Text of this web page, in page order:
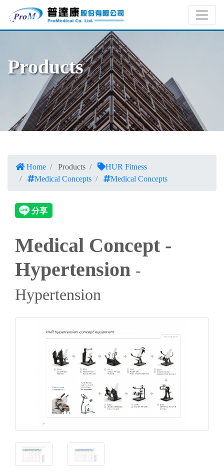
Products
Home Products
HUR Fitness
Medical Concepts
Medical Concepts
Medical Concept -
Hypertension -
Hypertension